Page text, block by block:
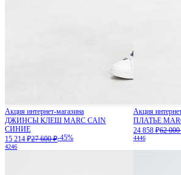
Акция интернет-магазина
ДЖИНСЫ КЛЕШ MARC CAIN
СИНИЕ
15 214 ₽27 600 ₽-45%
4246
Акция
ПЛАТЬЕ
24 858 ₽62
4446